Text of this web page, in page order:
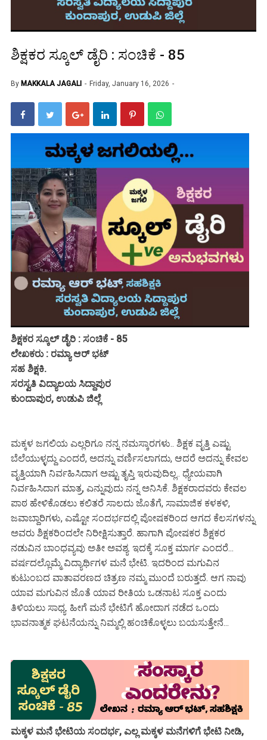
ಶಿಕ್ಷಕರ ಸ್ಕೂಲ್ ಡೈರಿ : ಸಂಚಿಕೆ - 85
By MAKKALA JAGALI Friday, January 16, 2026
ಶಿಕ್ಷಕರ ಸ್ಕೂಲ್ ಡೈರಿ : ಸಂಚಿಕೆ - 85
ಲೇಖಕರು : ರಮ್ಯಾ ಆರ್ ಭಟ್
ಸಹ ಶಿಕ್ಷಕಿ.
ಸರಸ್ವತಿ ವಿದ್ಯಾಲಯ ಸಿದ್ದಾಪುರ
ಕುಂದಾಪುರ, ಉಡುಪಿ ಜಿಲ್ಲೆ
ಮಕ್ಕಳ ಜಗಲಿಯ ಎಲ್ಲರಿಗೂ ನನ್ನ ನಮಸ್ಕಾರಗಳು.. ಶಿಕ್ಷಕ ವೃತ್ತಿ ಎಷ್ಟು
ಬೆಲೆಯುಳ್ಳದ್ದು ಎಂದರೆ, ಅದನ್ನು ವರ್ಣಿಸಲಾಗದು, ಆದರೆ ಅದನ್ನು ಕೇವಲ
ವೃತ್ತಿಯಾಗಿ ನಿರ್ವಹಿಸಿದಾಗ ಅಷ್ಟು ತೃಪ್ತಿ ಇರುವುದಿಲ್ಲ.. ಧ್ಯೇಯವಾಗಿ
ನಿರ್ವಹಿಸಿದಾಗ ಮಾತ್ರ, ಎನ್ನುವುದು ನನ್ನ ಅನಿಸಿಕೆ. ಶಿಕ್ಷಕರಾದವರು ಕೇವಲ
ಪಾಠ ಹೇಳಿಕೊಡಲು ಕಲಿತರೆ ಸಾಲದು ಜೊತೆಗೆ, ಸಾಮಾಜಿಕ ಕಳಕಳಿ,
ಜವಾಬ್ದಾರಿಗಳು, ಎಷ್ಟೋ ಸಂದರ್ಭದಲ್ಲಿ ಪೋಷಕರಿಂದ ಆಗದ ಕೆಲಸಗಳನ್ನು
ಅವರು ಶಿಕ್ಷಕರಿಂದಲೇ ನಿರೀಕ್ಷಿಸುತ್ತಾರೆ. ಹಾಗಾಗಿ ಪೋಷಕರ ಶಿಕ್ಷಕರ
ನಡುವಿನ ಬಾಂಧವ್ಯವು ಅತೀ ಅವಶ್ಯ. ಇದಕ್ಕೆ ಸೂಕ್ತ ಮಾರ್ಗ ಎಂದರೆ...
ವರ್ಷದಲ್ಲೊಮ್ಮೆ ವಿದ್ಯಾರ್ಥಿಗಳ ಮನೆ ಭೇಟಿ. ಇದರಿಂದ ಮಗುವಿನ
ಕುಟುಂಬದ ವಾತಾವರಣದ ಚಿತ್ರಣ ನಮ್ಮ ಮುಂದೆ ಬರುತ್ತದೆ. ಆಗ ನಾವು
ಯಾವ ಮಗುವಿನ ಜೊತೆ ಯಾವ ರೀತಿಯ ಒಡನಾಟ ಸೂಕ್ತ ಎಂದು
ತಿಳಿಯಲು ಸಾಧ್ಯ. ಹೀಗೆ ಮನೆ ಭೇಟಿಗೆ ಹೋದಾಗ ನಡೆದ ಒಂದು
ಭಾವನಾತ್ಮಕ ಘಟನೆಯನ್ನು ನಿಮ್ಮಲ್ಲಿ ಹಂಚಿಕೊಳ್ಳಲು ಬಯಸುತ್ತೇನೆ...
ಮಕ್ಕಳ ಮನೆ ಭೇಟಿಯ ಸಂದರ್ಭ, ಎಲ್ಲ ಮಕ್ಕಳ ಮನೆಗಳಿಗೆ ಭೇಟಿ ನೀಡಿ,